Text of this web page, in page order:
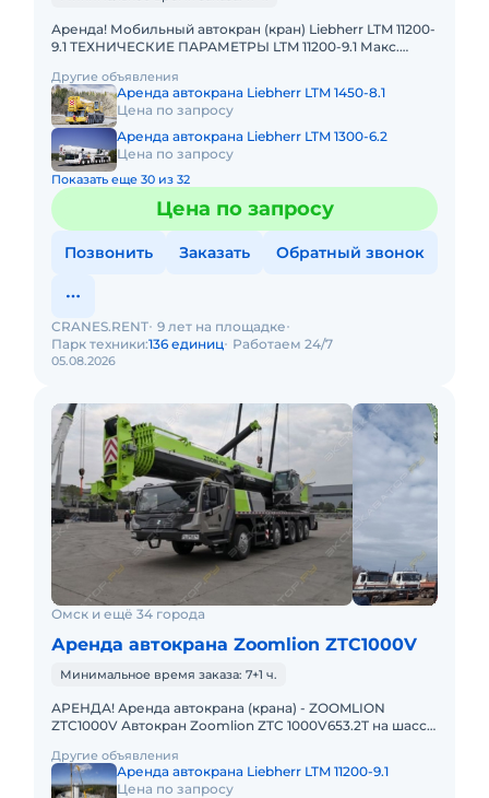
Аренда! Мобильный автокран (кран) Liebherr LTM 11200-
9.1 ТЕХНИЧЕСКИЕ ПАРАМЕТРЫ LTM 11200-9.1 Макс.
м Макс.
Другие объявления
Аренда автокрана Liebherr LTM 1450-8.1
Цена по запросу
Аренда автокрана Liebherr LTM 1300-6.2
Цена по запросу
Показать еще 30 из 32
Цена по запросу
Позвонить Заказать Обратный звонок
05.08.2026
CRANES.RENT 9 лет на площадке
Парк техники:136 единиц Работаем 24/7
Омск и ещё 34 города
Аренда автокрана Zoomlion ZTC1000V
Минимальное время заказа: 7+1 ч.
АРЕНДА! Аренда автокрана (крана) - ZOOMLION
ZTC1000V Автокран Zoomlion ZTC 1000V653.2T на шасси
м и удлин
Другие объявления
Аренда автокрана Liebherr LTM 11200-9.1
Цена по запросу